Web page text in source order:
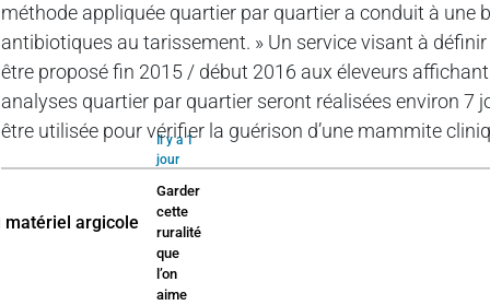
méthode appliquée quartier par quartier a conduit à une
antibiotiques au tarissement. » Un service visant à
être proposé fin 2015 / début 2016 aux éleveurs
analyses quartier par quartier seront réalisées environ 7
être utilisée pour vérifier la guérison d’une mammite
Il y a 1
jour
Garder
cette
ruralité
que
l’on
aime